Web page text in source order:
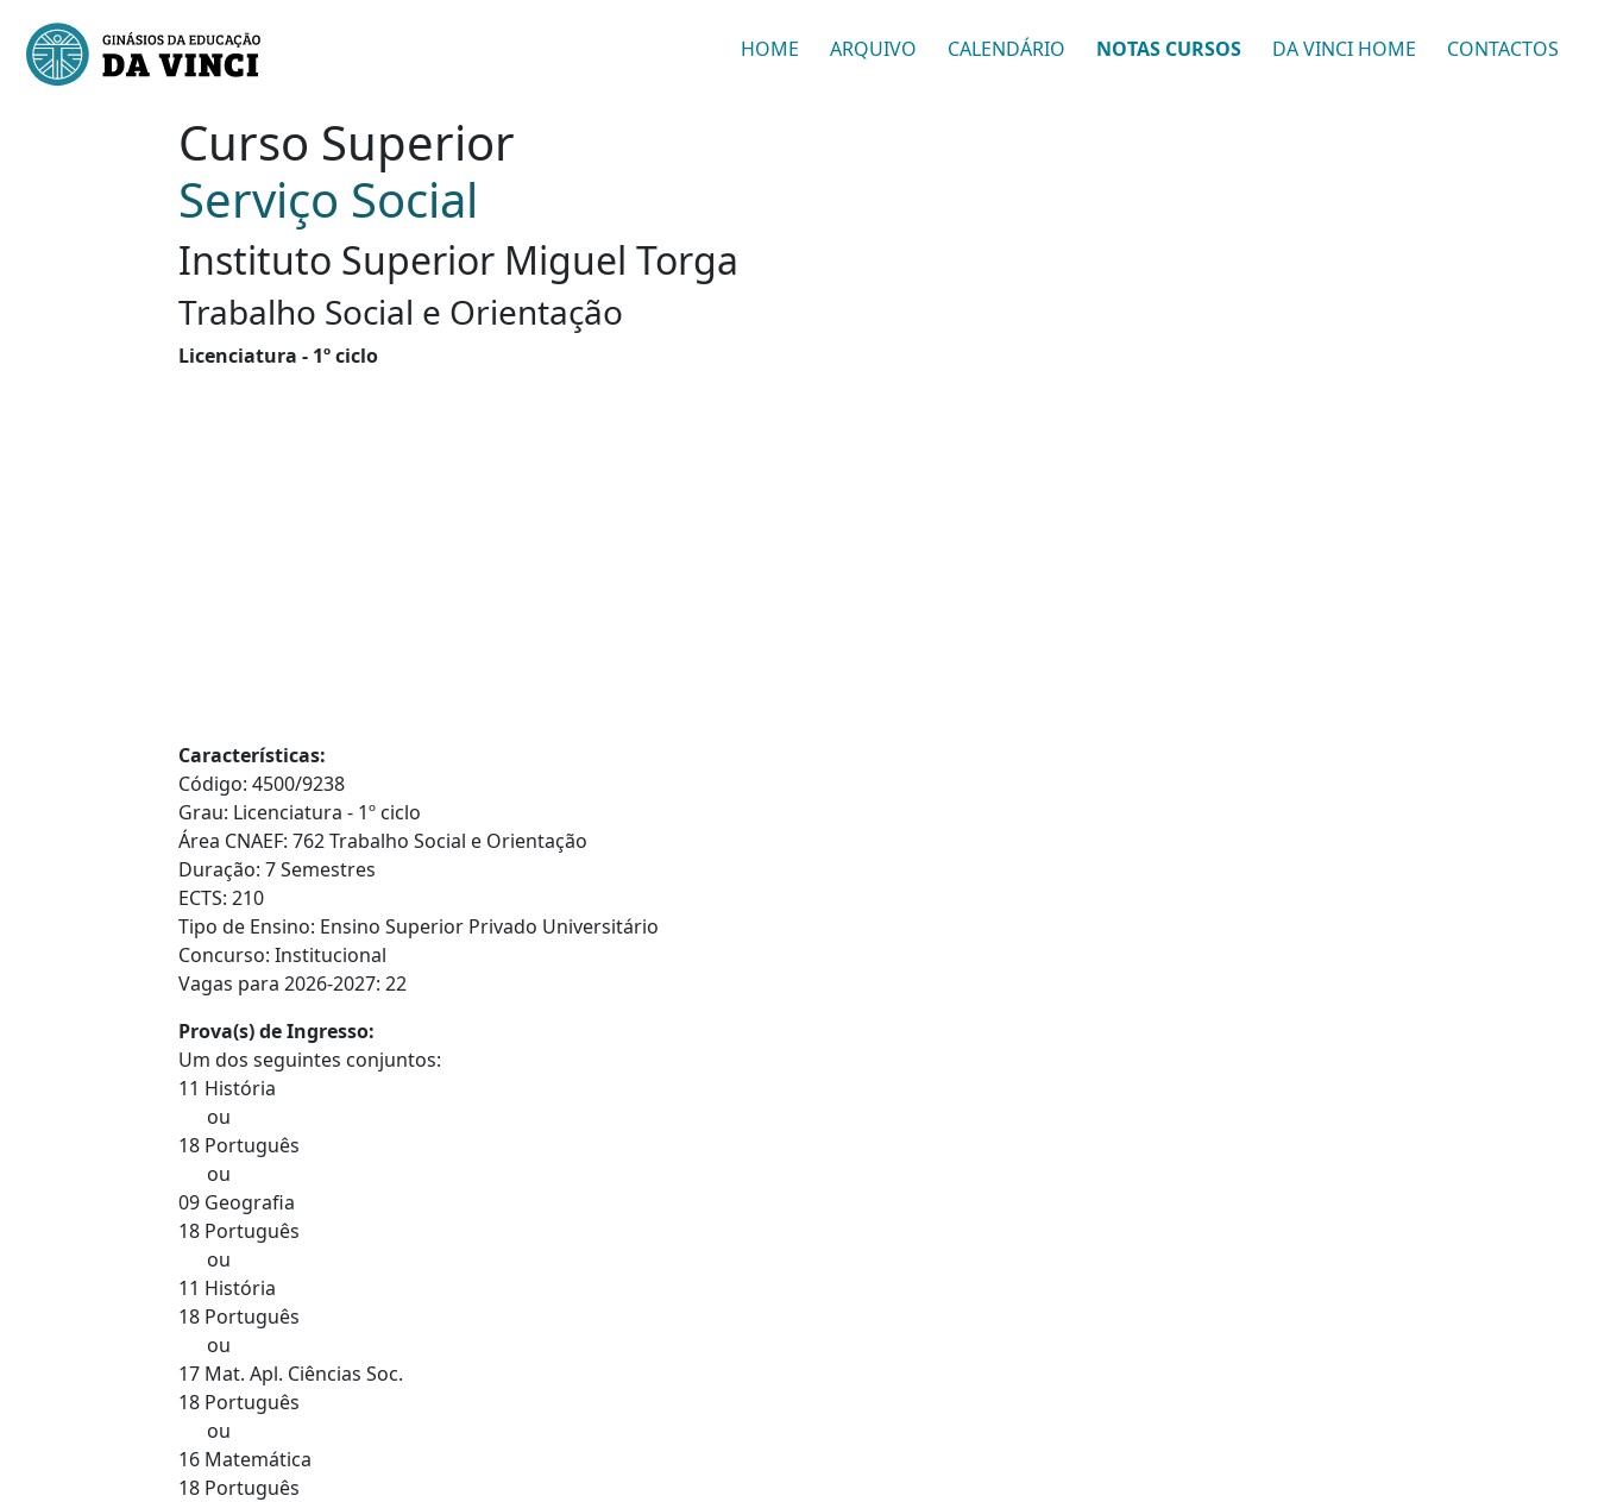
HOME ARQUIVO CALENDÁRIO NOTAS CURSOS DA VINCI HOME CONTACTOS
Curso Superior
Serviço Social
Instituto Superior Miguel Torga
Trabalho Social e Orientação
Licenciatura - 1º ciclo
Características:
Código: 4500/9238
Grau: Licenciatura - 1º ciclo
Área CNAEF: 762 Trabalho Social e Orientação
Duração: 7 Semestres
ECTS: 210
Tipo de Ensino: Ensino Superior Privado Universitário
Concurso: Institucional
Vagas para 2026-2027: 22
Prova(s) de Ingresso:
Um dos seguintes conjuntos:
11 História
ou
18 Português
ou
09 Geografia
18 Português
ou
11 História
18 Português
ou
17 Mat. Apl. Ciências Soc.
18 Português
ou
16 Matemática
18 Português